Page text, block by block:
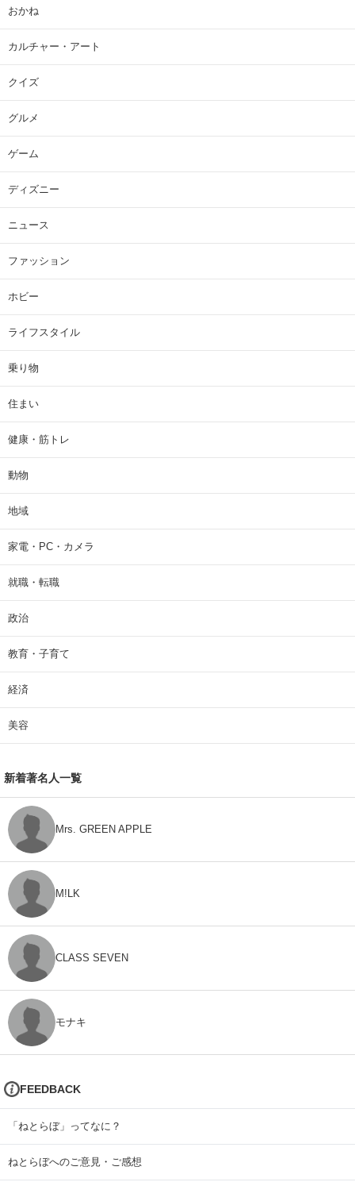
おかね
カルチャー・アート
クイズ
グルメ
ゲーム
ディズニー
ニュース
ファッション
ホビー
ライフスタイル
乗り物
住まい
健康・筋トレ
動物
地域
家電・PC・カメラ
就職・転職
政治
教育・子育て
経済
美容
新着著名人一覧
Mrs. GREEN APPLE
M!LK
CLASS SEVEN
モナキ
FEEDBACK
「ねとらぼ」ってなに？
ねとらぼへのご意見・ご感想